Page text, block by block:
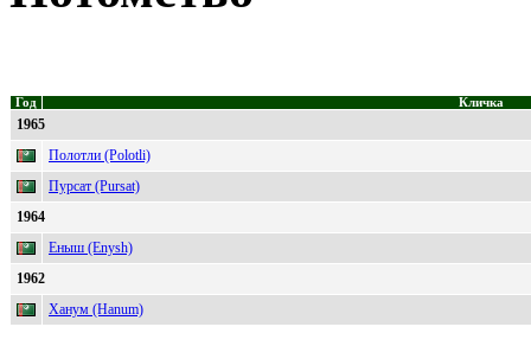
Год Кличка
1965
Полотли (Polotli)
Пурсат (Pursat)
1964
Еныш (Enysh)
1962
Ханум (Hanum)